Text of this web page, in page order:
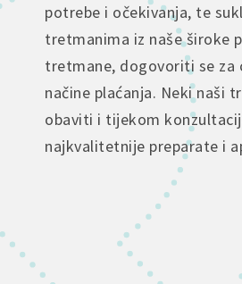
potrebe i očekivanja, te
tretmanima iz naše široke
tretmane, dogovoriti se za
načine plaćanja. Neki naši
obaviti i tijekom
najkvalitetnije preparate i